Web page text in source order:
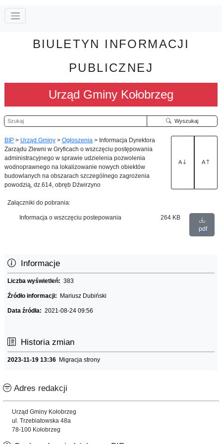
BIULETYN INFORMACJI
PUBLICZNEJ
Urząd Gminy Kołobrzeg
Szukaj Wyszukaj
BIP > Urząd Gminy > Ogłoszenia > Informacja Dyrektora
Zarządu Zlewni w Gryficach o wszczęciu postępowania
administracyjnego w sprawie udzielenia pozwolenia
wodnoprawnego na lokalizowanie nowych obiektów
budowlanych na obszarach szczególnego zagrożenia
powodzią, dz.614, obręb Dźwirzyno
A A
Załączniki do pobrania:
Informacja o wszczęciu postepowania
264 KB
pdf
Informacje
Liczba wyświetleń: 383
Źródło informacji: Mariusz Dubiński
Data źródła: 2021-08-24 09:56
Historia zmian
2023-11-19 13:36 Migracja strony
Adres redakcji
Urząd Gminy Kołobrzeg
ul. Trzebiatowska 48a
78-100 Kołobrzeg